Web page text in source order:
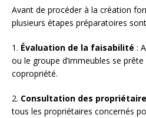
Avant de procéder à la création
plusieurs étapes préparatoires
1. Évaluation de la faisabilité :
ou le groupe d’immeubles se
copropriété.
2. Consultation des
tous les propriétaires concernés